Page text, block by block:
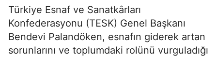
Türkiye Esnaf ve Sanatkârları
Konfederasyonu (TESK) Genel Başkanı
Bendevi Palandöken, esnafın giderek artan
sorunlarını ve toplumdaki rolünü vurguladığı